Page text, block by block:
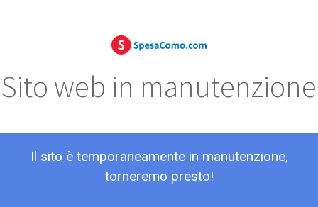
Sito web in manutenzione
Il sito è temporaneamente in manutenzione,
torneremo presto!